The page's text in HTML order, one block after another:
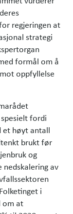
regjeringen at
strategi
formål om å
oppfyllelse
fordi
et høyt antall
brukt før
og
av
i
om at